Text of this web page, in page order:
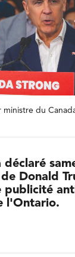
ministre du
déclaré
Donald
publicité
l'Ontario.